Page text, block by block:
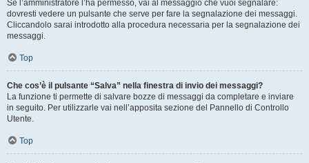
Se l’amministratore l’ha permesso, vai al messaggio che vuoi segnalare:
dovresti vedere un pulsante che serve per fare la segnalazione dei messaggi.
Cliccandolo sarai introdotto alla procedura necessaria per la segnalazione dei
messaggi.
Top
Che cos’è il pulsante “Salva” nella finestra di invio dei messaggi?
La funzione ti permette di salvare bozze di messaggi da completare e inviare
in seguito. Per utilizzarle vai nell’apposita sezione del Pannello di Controllo
Utente.
Top